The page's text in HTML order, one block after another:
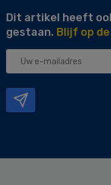
Dit artikel heeft
gestaan. Blijf op
Uw